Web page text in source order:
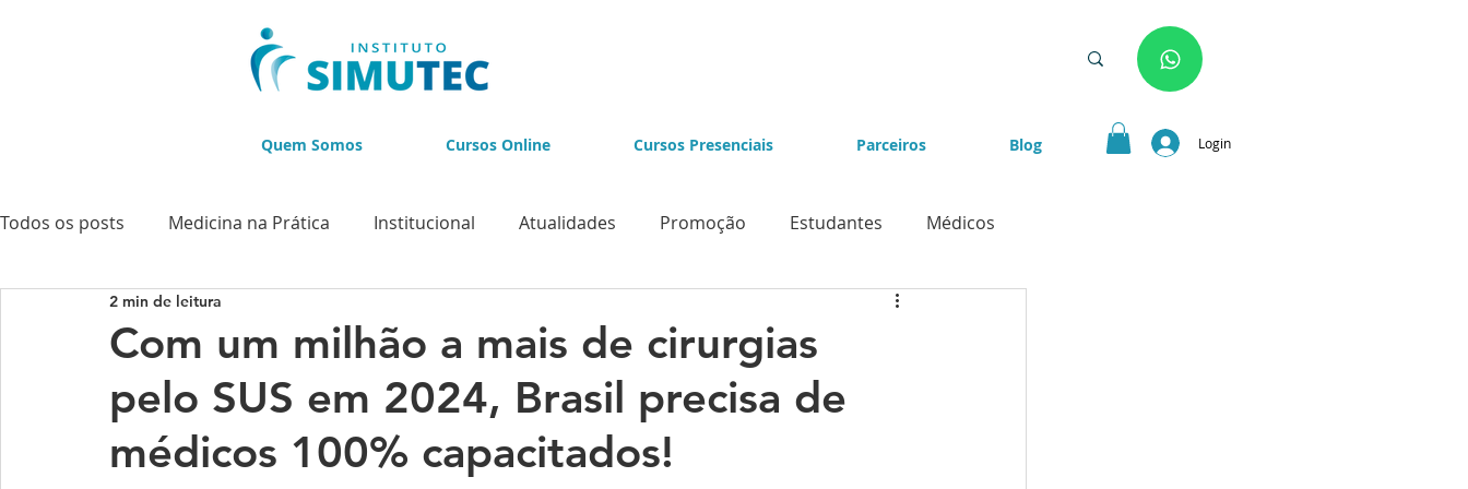
Quem Somos Cursos Online Cursos Presenciais Parceiros Blog Login
Todos os posts Medicina na Prática Institucional Atualidades Promoção Estudantes Médicos
Cursos de Ultrassonografia
BLACK NOVEMBER
Com um milhão a mais de cirurgias
pelo SUS em 2024, Brasil precisa de
médicos 100% capacitados!
2 min de leitura